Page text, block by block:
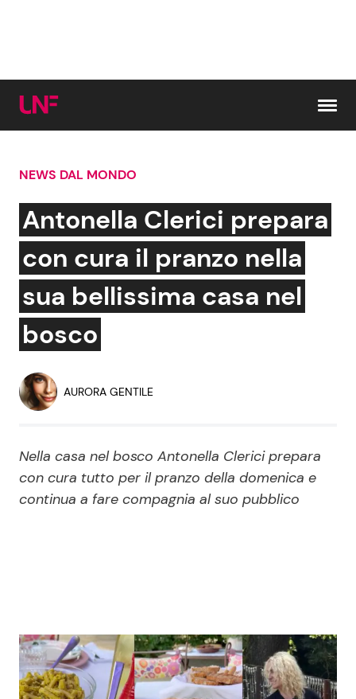
Cerca:
News e Cronaca
Attualità Italiana
Dal Mondo
Economia
Persone Scomparse
Politica
Gossip e TV
Bellezze VIP
Reality e Talent
Soap Opera
News Musica
News Spettacolo
NEWS DAL MONDO
Antonella Clerici prepara
con cura il pranzo nella
sua bellissima casa nel
bosco
AURORA GENTILE
Nella casa nel bosco Antonella Clerici prepara
con cura tutto per il pranzo della domenica e
continua a fare compagnia al suo pubblico